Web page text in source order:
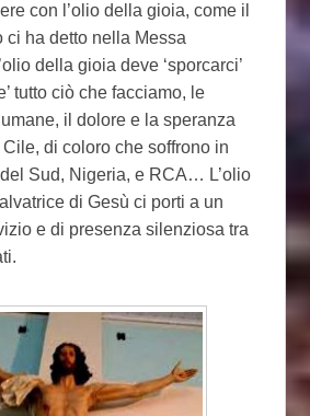
con l’olio della gioia, come il
ci ha detto nella Messa
della gioia deve ‘sporcarci’
tutto ciò che facciamo, le
il dolore e la speranza
di coloro che soffrono in
Sud, Nigeria, e RCA… L’olio
di Gesù ci porti a un
e di presenza silenziosa tra